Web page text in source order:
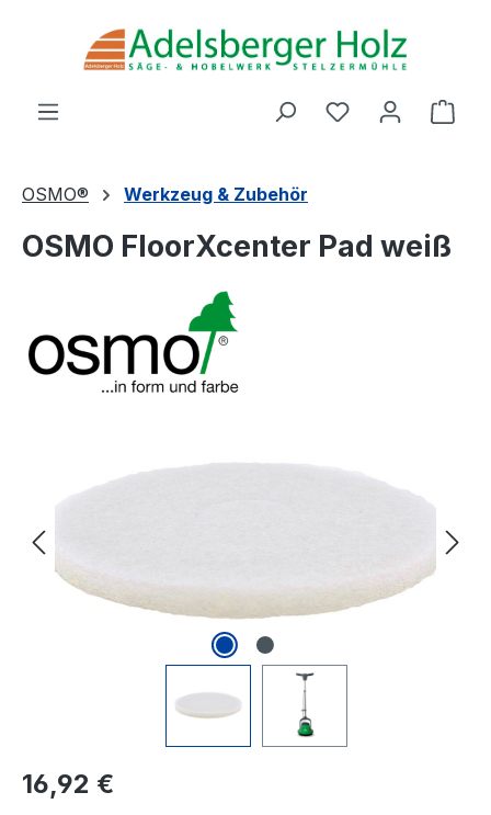
Zum Hauptinhalt springen
Du hast 0
OSMO® Werkzeug & Zubehör
OSMO FloorXcenter Pad weiß
Regulärer Preis:
16,92 €